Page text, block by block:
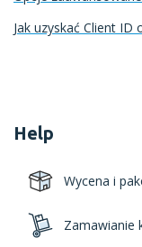
Help
Wycena i
Zamawianie
Jak uzyskać Client ID